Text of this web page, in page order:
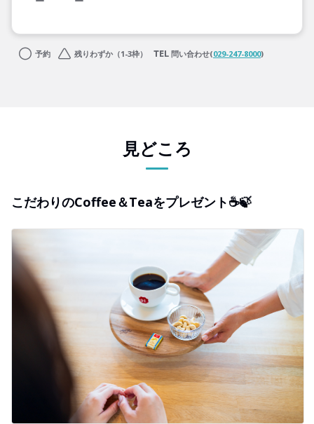
予約 残りわずか（1-3枠） 問い合わせ(029-247-8000)
見どころ
こだわりのCoffee＆Teaをプレゼント☕🍃